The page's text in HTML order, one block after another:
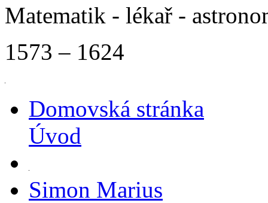
Matematik - lékař -
1573 – 1624
Domovská stránka
Úvod
Simon Marius